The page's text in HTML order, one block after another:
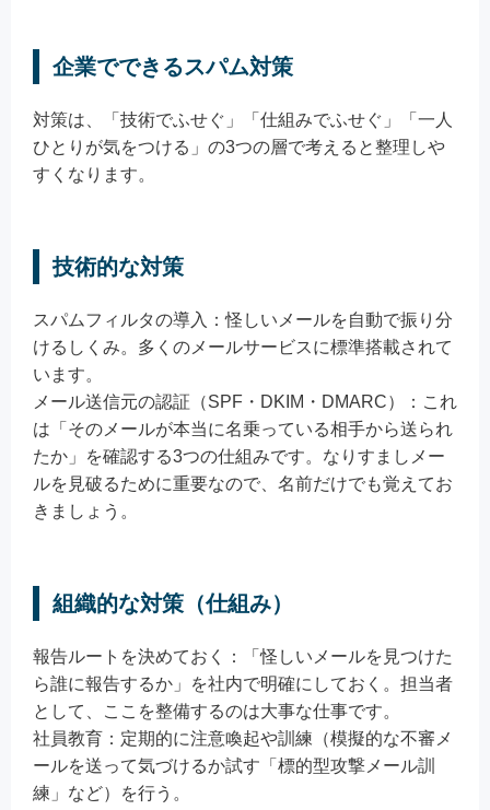
企業でできるスパム対策
対策は、「技術でふせぐ」「仕組みでふせぐ」「一人
ひとりが気をつける」の3つの層で考えると整理しや
すくなります。
技術的な対策
スパムフィルタの導入：怪しいメールを自動で振り分
けるしくみ。多くのメールサービスに標準搭載されて
います。
メール送信元の認証（SPF・DKIM・DMARC）：これ
は「そのメールが本当に名乗っている相手から送られ
たか」を確認する3つの仕組みです。なりすましメー
ルを見破るために重要なので、名前だけでも覚えてお
きましょう。
組織的な対策（仕組み）
報告ルートを決めておく：「怪しいメールを見つけた
ら誰に報告するか」を社内で明確にしておく。担当者
として、ここを整備するのは大事な仕事です。
社員教育：定期的に注意喚起や訓練（模擬的な不審メ
ールを送って気づけるか試す「標的型攻撃メール訓
練」など）を行う。